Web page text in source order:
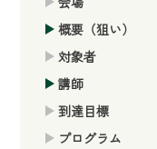
概要（狙い）
対象者
講師
到達目標
プログラム